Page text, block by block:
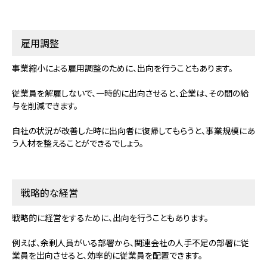
雇用調整
事業縮小による雇用調整のために、出向を行うこともあります。
従業員を解雇しないで、一時的に出向させると、企業は、その間の給
与を削減できます。
自社の状況が改善した時に出向者に復帰してもらうと、事業規模にあ
う人材を整えることができるでしょう。
戦略的な経営
戦略的に経営をするために、出向を行うこともあります。
例えば、余剰人員がいる部署から、関連会社の人手不足の部署に従
業員を出向させると、効率的に従業員を配置できます。